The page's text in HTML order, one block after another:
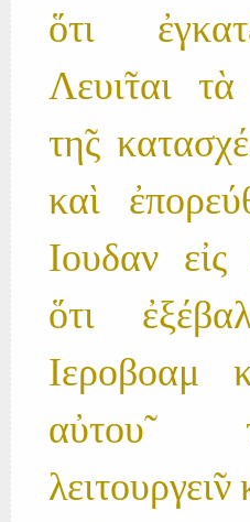
ὅτι
Λευι̃ται
τη̃ς
καὶ
Ιουδαν
ὅτι
Ιεροβοαμ
αὐτου̃